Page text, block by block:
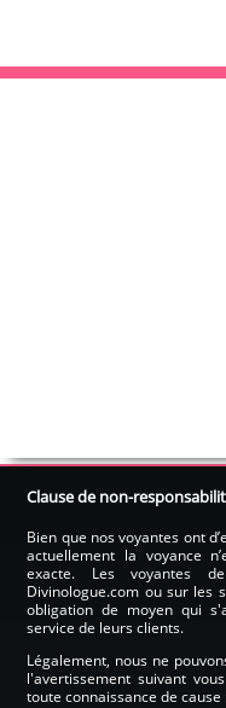
Clause de non-
Bien que nos voyantes ont
actuellement la voyance
exacte. Les voyantes
Divinologue.com ou sur les
obligation de moyen qui
service de leurs clients.
Légalement, nous ne
l'avertissement suivant
toute connaissance de cause